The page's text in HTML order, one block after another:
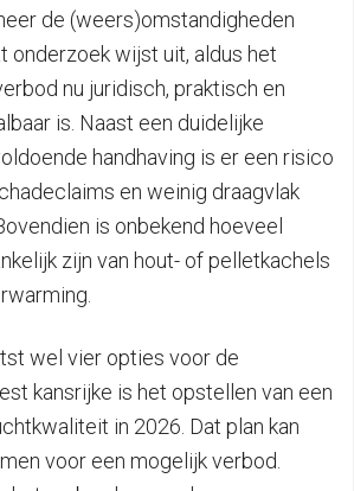
de (weers)omstandigheden
onderzoek wijst uit, aldus het
nu juridisch, praktisch en
is. Naast een duidelijke
handhaving is er een risico
en weinig draagvlak
is onbekend hoeveel
zijn van hout- of pelletkachels
wel vier opties voor de
kansrijke is het opstellen van een
in 2026. Dat plan kan
voor een mogelijk verbod.